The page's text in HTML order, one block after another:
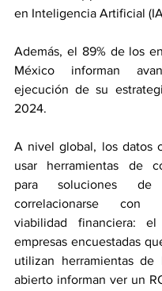
en Inteligencia Artificial
Además, el 89% de los
México informan
ejecución de su
2024.
A nivel global, los datos
usar herramientas de
para soluciones
correlacionarse con
viabilidad financiera:
empresas encuestadas
utilizan herramientas
abierto informan ver un